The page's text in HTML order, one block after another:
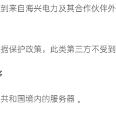
来自海兴电力及其合作伙伴
保护政策，此类第三方不受
和国境内的服务器 。